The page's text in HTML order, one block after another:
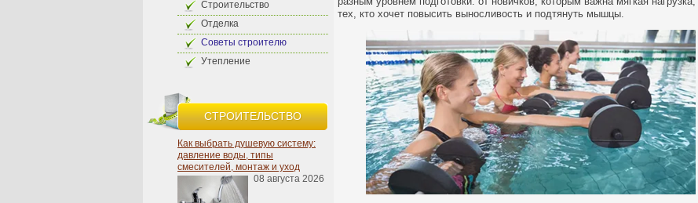
Строительство
Отделка
Советы строителю
Утепление
СТРОИТЕЛЬСТВО
Как выбрать душевую систему:
давление воды, типы
смесителей, монтаж и уход
08 августа 2026
тех, кто хочет повысить выносливость и подтянуть мышцы.